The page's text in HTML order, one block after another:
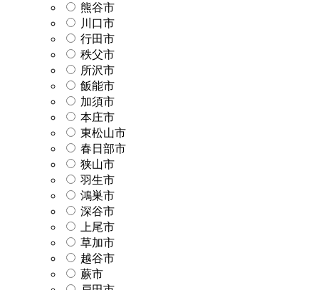
熊谷市
川口市
行田市
秩父市
所沢市
飯能市
加須市
本庄市
東松山市
春日部市
狭山市
羽生市
鴻巣市
深谷市
上尾市
草加市
越谷市
蕨市